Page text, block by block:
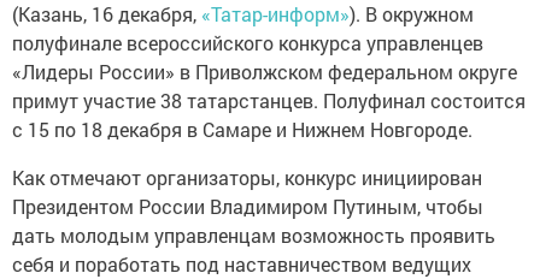
(Казань, 16 декабря, «Татар-информ»). В окружном
полуфинале всероссийского конкурса управленцев
«Лидеры России» в Приволжском федеральном округе
примут участие 38 татарстанцев. Полуфинал состоится
с 15 по 18 декабря в Самаре и Нижнем Новгороде.
Как отмечают организаторы, конкурс инициирован
Президентом России Владимиром Путиным, чтобы
дать молодым управленцам возможность проявить
себя и поработать под наставничеством ведущих